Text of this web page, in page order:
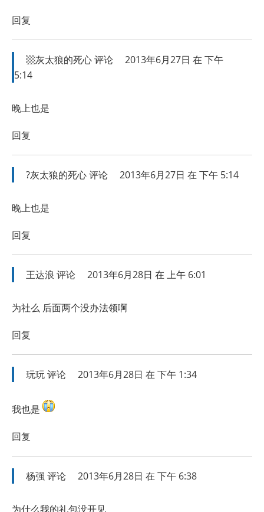
回复
▩灰太狼的死心评论
2013年6月27日 在 下午
5:14
晚上也是
回复
?灰太狼的死心评论 2013年6月27日 在 下午 5:14
晚上也是
回复
王达浪 评论 2013年6月28日 在 上午 6:01
为社么 后面两个没办法领啊
回复
玩玩评论 2013年6月28日 在 下午 1:34
我也是
回复
杨强 评论 2013年6月28日 在 下午 6:38
为什么我的礼包没开见